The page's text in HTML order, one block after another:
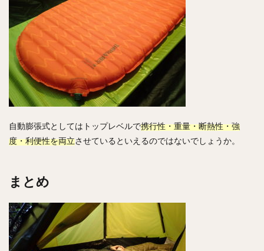
自動膨張式としてはトップレベルで携行性・重量・断熱性・強
度・利便性を両立させているといえるのではないでしょうか。
まとめ